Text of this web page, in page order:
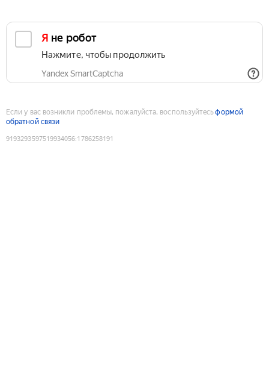
Я не робот
Нажмите, чтобы продолжить
Yandex SmartCaptcha
Если у вас возникли проблемы, пожалуйста, воспользуйтесьформой
обратной связи
9193293597519934056:1786258191